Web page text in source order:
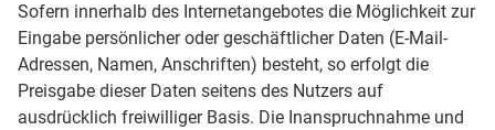
Sofern innerhalb des Internetangebotes die Möglichkeit zur
Eingabe persönlicher oder geschäftlicher Daten (E-Mail-
Adressen, Namen, Anschriften) besteht, so erfolgt die
Preisgabe dieser Daten seitens des Nutzers auf
ausdrücklich freiwilliger Basis. Die Inanspruchnahme und